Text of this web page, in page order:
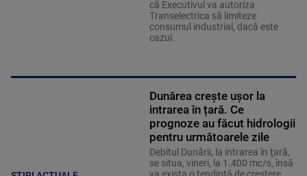
că Executivul va autoriza
Transelectrica să limiteze
consumul industrial, dacă este
cazul.
Dunărea crește ușor la
intrarea în țară. Ce
prognoze au făcut hidrologii
pentru următoarele zile
Debitul Dunării, la intrarea în ţară,
se situa, vineri, la 1.400 mc/s, însă